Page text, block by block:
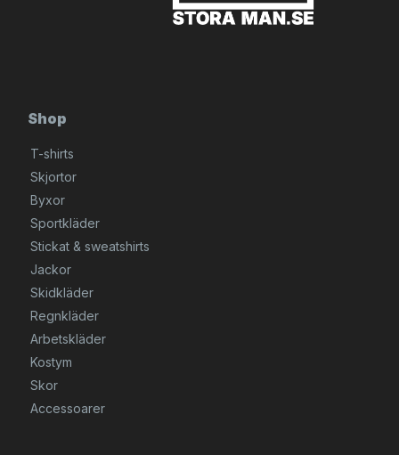
Shop
T-shirts
Skjortor
Byxor
Sportkläder
Stickat & sweatshirts
Jackor
Skidkläder
Regnkläder
Arbetskläder
Kostym
Skor
Accessoarer